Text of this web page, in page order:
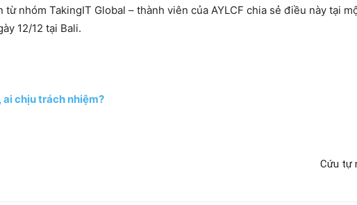
nhóm TakingIT Global – thành viên của AYLCF chia sẻ điều này tại
12/12 tại Bali.
ai chịu trách nhiệm?
Cứu tự